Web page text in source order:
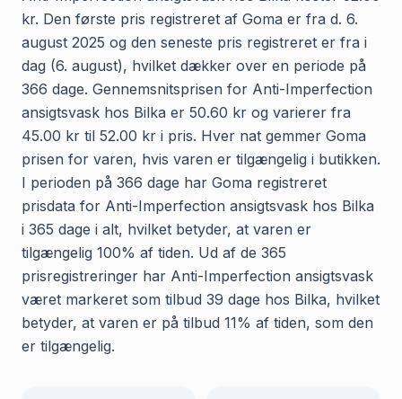
kr. Den første pris registreret af Goma er fra d. 6.
august 2025 og den seneste pris registreret er fra i
dag (6. august), hvilket dækker over en periode på
366 dage. Gennemsnitsprisen for Anti-Imperfection
ansigtsvask hos Bilka er 50.60 kr og varierer fra
45.00 kr til 52.00 kr i pris. Hver nat gemmer Goma
prisen for varen, hvis varen er tilgængelig i butikken.
I perioden på 366 dage har Goma registreret
prisdata for Anti-Imperfection ansigtsvask hos Bilka
i 365 dage i alt, hvilket betyder, at varen er
tilgængelig 100% af tiden. Ud af de 365
prisregistreringer har Anti-Imperfection ansigtsvask
været markeret som tilbud 39 dage hos Bilka, hvilket
betyder, at varen er på tilbud 11% af tiden, som den
er tilgængelig.